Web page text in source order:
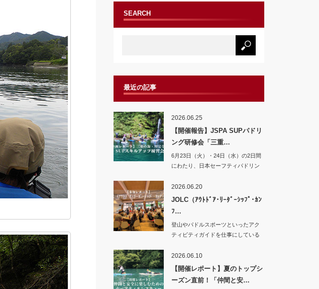
SEARCH
最近の記事
2026.06.25
【開催報告】JSPA SUPパドリ
ング研修会「三重…
6月23日（火）・24日（水）の2日間
にわたり、日本セーフティパドリン
2026.06.20
JOLC（ｱｳﾄﾄﾞｱ･ﾘｰﾀﾞｰｼｯﾌﾟ･ｶﾝ
ﾌ…
登山やパドルスポーツといったアク
ティビティガイドを仕事にしている
2026.06.10
【開催レポート】夏のトップシ
ーズン直前！「仲間と安…